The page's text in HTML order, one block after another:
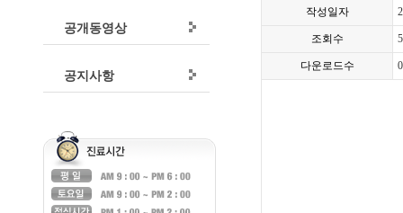
공개동영상
공지사항
작성일자
조회수
다운로드수 0